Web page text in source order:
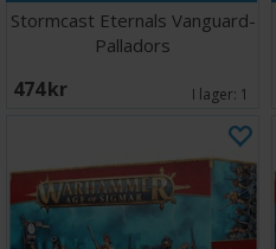
Stormcast Eternals Vanguard-
Palladors
474 SEK I lager: 1